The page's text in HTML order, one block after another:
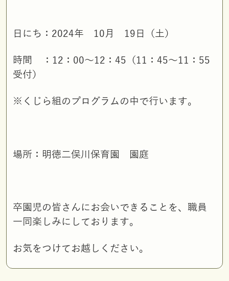
日にち：2024年 10月 19日（土）
時間 ：12：00～12：45（11：45～11：55
受付）
※くじら組のプログラムの中で行います。
場所：明徳二俣川保育園 園庭
卒園児の皆さんにお会いできることを、職員
一同楽しみにしております。
お気をつけてお越しください。